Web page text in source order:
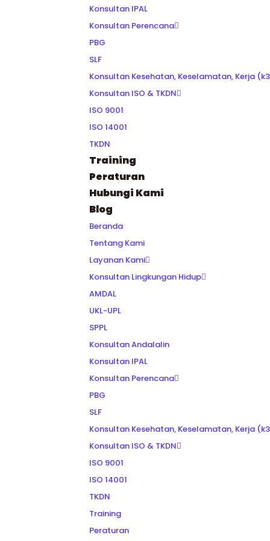
Konsultan IPAL
Konsultan Perencana
PBG
SLF
Konsultan Kesehatan, Keselamatan, Kerja
Konsultan ISO & TKDN
ISO 9001
ISO 14001
TKDN
Training
Peraturan
Hubungi Kami
Blog
Beranda
Tentang Kami
Layanan Kami
Konsultan Lingkungan Hidup
AMDAL
UKL-UPL
SPPL
Konsultan Andalalin
Konsultan IPAL
Konsultan Perencana
PBG
SLF
Konsultan Kesehatan, Keselamatan, Kerja
Konsultan ISO & TKDN
ISO 9001
ISO 14001
TKDN
Training
Peraturan